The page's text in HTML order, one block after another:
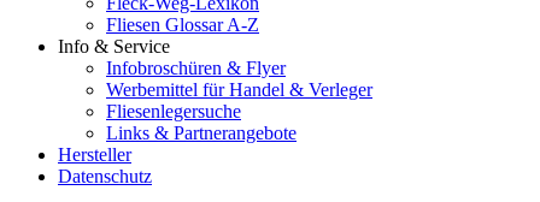
Fliesen Glossar A-Z
Info & Service
Infobroschüren & Flyer
Werbemittel für Handel & Verleger
Fliesenlegersuche
Links & Partnerangebote
Hersteller
Datenschutz